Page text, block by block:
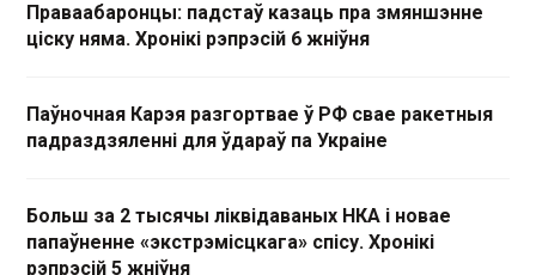
Праваабаронцы: падстаў казаць пра змяншэнне
ціску няма. Хронікі рэпрэсій 6 жніўня
Паўночная Карэя разгортвае ў РФ свае ракетныя
падраздзяленні для ўдараў па Украіне
Больш за 2 тысячы ліквідаваных НКА і новае
папаўненне «экстрэмісцкага» спісу. Хронікі
рэпрэсій 5 жніўня